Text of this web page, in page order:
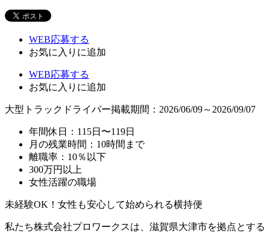
WEB応募する
お気に入り に追加
WEB応募する
お気に入り に追加
大型トラックドライバー掲載期間：2026/06/09～2026/09/07
年間休日：115日〜119日
月の残業時間：10時間まで
離職率：10％以下
300万円以上
女性活躍の職場
未経験OK！女性も安心して始められる横持便
私たち株式会社プロワークスは、滋賀県大津市を拠点とする